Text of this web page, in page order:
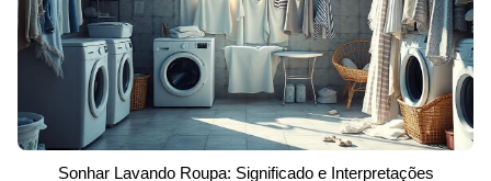
Sonhar Lavando Roupa: Significado e Interpretações